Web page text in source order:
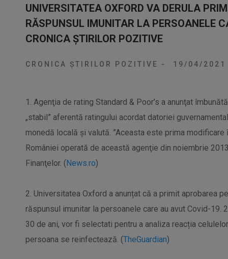
UNIVERSITATEA OXFORD VA DERULA
RĂSPUNSUL IMUNITAR LA PERSOANELE
CRONICA ȘTIRILOR POZITIVE
CRONICA ȘTIRILOR POZITIVE - 19/04/
1. Agenţia de rating Standard & Poor’s a anunţat
„stabil” aferentă ratingului acordat datoriei
monedă locală şi valută. ”Aceasta este prima
României operată de această agenţie din noiembrie
Finanţelor. (News.ro)
2. Universitatea Oxford a anunțat că a primit aprobarea
răspunsul imunitar la persoanele care au avut Covid-19.
30 de ani, vor fi selectati pentru a analiza reacția
persoana se reinfectează. (TheGuardian)